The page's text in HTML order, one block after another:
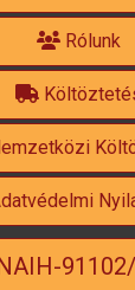
Rólunk